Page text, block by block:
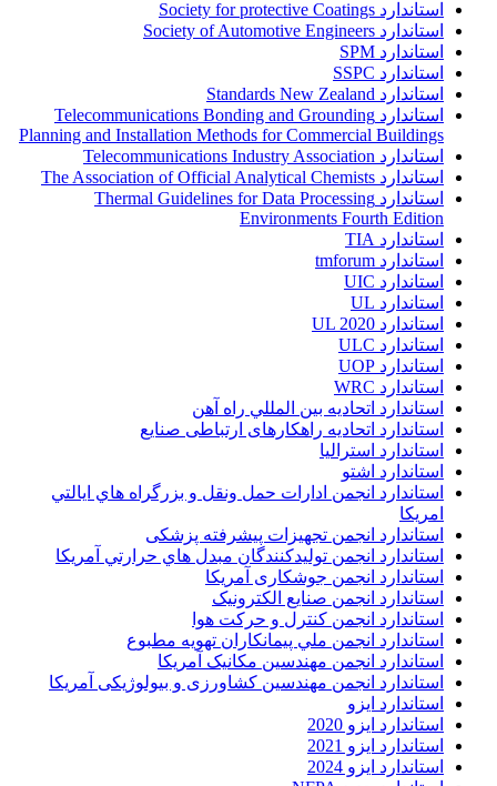
استاندارد Society for protective Coatings
استاندارد Society of Automotive Engineers
استاندارد SPM
استاندارد SSPC
استاندارد Standards New Zealand
استاندارد Telecommunications Bonding and Grounding
Planning and Installation Methods for Commercial Buildings
استاندارد Telecommunications Industry Association
استاندارد The Association of Official Analytical Chemists
استاندارد Thermal Guidelines for Data Processing
Environments Fourth Edition
استاندارد TIA
استاندارد tmforum
استاندارد UIC
استاندارد UL
استاندارد UL 2020
استاندارد ULC
استاندارد UOP
استاندارد WRC
استاندارد اتحاديه بين المللي راه آهن
استاندارد اتحادیه راهکارهای ارتباطی صنایع
استاندارد استرالیا
استاندارد اشتو
استاندارد انجمن ادارات حمل ونقل و بزرگراه هاي ايالتي
امريکا
استاندارد انجمن تجهیزات پیشرفته پزشکی
استاندارد انجمن توليدکنندگان مبدل هاي حرارتي آمريکا
استاندارد انجمن جوشکاری آمریکا
استاندارد انجمن صنايع الکترونيک
استاندارد انجمن کنترل و حرکت هوا
استاندارد انجمن ملي پيمانکاران تهويه مطبوع
استاندارد انجمن مهندسين مکانيک آمريکا
استاندارد انجمن مهندسین کشاورزی و بیولوژیکی آمریکا
استاندارد ایزو
استاندارد ایزو 2020
استاندارد ایزو 2021
استاندارد ایزو 2024